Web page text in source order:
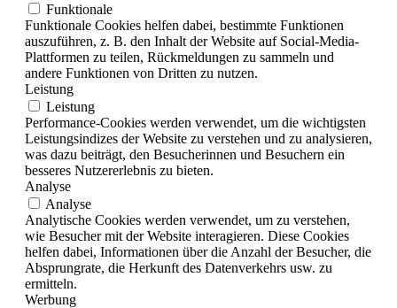
Funktionale
Funktionale Cookies helfen dabei, bestimmte Funktionen
auszuführen, z. B. den Inhalt der Website auf Social-Media-
Plattformen zu teilen, Rückmeldungen zu sammeln und
andere Funktionen von Dritten zu nutzen.
Leistung
Leistung
Performance-Cookies werden verwendet, um die wichtigsten
Leistungsindizes der Website zu verstehen und zu analysieren,
was dazu beiträgt, den Besucherinnen und Besuchern ein
besseres Nutzererlebnis zu bieten.
Analyse
Analyse
Analytische Cookies werden verwendet, um zu verstehen,
wie Besucher mit der Website interagieren. Diese Cookies
helfen dabei, Informationen über die Anzahl der Besucher, die
Absprungrate, die Herkunft des Datenverkehrs usw. zu
ermitteln.
Werbung